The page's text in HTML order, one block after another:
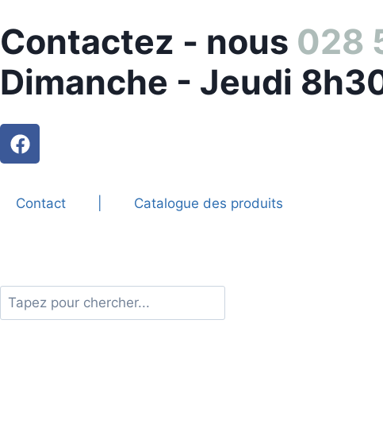
Contactez - nous 028
Dimanche - Jeudi
Contact Catalogue des produits